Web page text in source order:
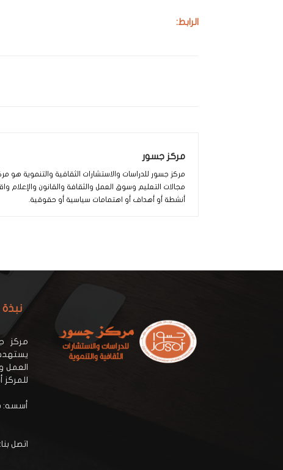
الرابط:
مركز جسور
مركز جسور للدراسات والاستشارات الثقافية والتنموية هو
مجالات التعليم وسوق العمل والثقافة والقانون والإعلام
أنشطة أو أهداف أو اهتمامات سياسية أو حقوقية.
نبذة
مركز
العمل
أسسه:
اتصل بنا: